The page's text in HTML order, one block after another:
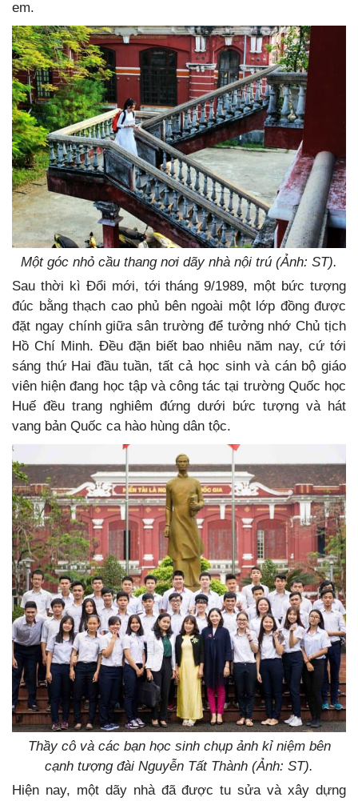
em.
Một góc nhỏ cầu thang nơi dãy nhà nội trú (Ảnh: ST).
Sau thời kì Đổi mới, tới tháng 9/1989, một bức tượng
đúc bằng thạch cao phủ bên ngoài một lớp đồng được
đặt ngay chính giữa sân trường để tưởng nhớ Chủ tịch
Hồ Chí Minh. Đều đặn biết bao nhiêu năm nay, cứ tới
sáng thứ Hai đầu tuần, tất cả học sinh và cán bộ giáo
viên hiện đang học tập và công tác tại trường Quốc học
Huế đều trang nghiêm đứng dưới bức tượng và hát
vang bản Quốc ca hào hùng dân tộc.
Thầy cô và các bạn học sinh chụp ảnh kỉ niệm bên
cạnh tượng đài Nguyễn Tất Thành (Ảnh: ST).
Hiện nay, một dãy nhà đã được tu sửa và xây dựng